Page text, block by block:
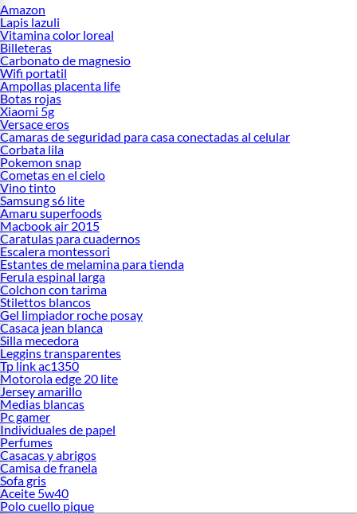
Amazon
Lapis lazuli
Vitamina color loreal
Billeteras
Carbonato de magnesio
Wifi portatil
Ampollas placenta life
Botas rojas
Xiaomi 5g
Versace eros
Camaras de seguridad para casa conectadas al celular
Corbata lila
Pokemon snap
Cometas en el cielo
Vino tinto
Samsung s6 lite
Amaru superfoods
Macbook air 2015
Caratulas para cuadernos
Escalera montessori
Estantes de melamina para tienda
Ferula espinal larga
Colchon con tarima
Stilettos blancos
Gel limpiador roche posay
Casaca jean blanca
Silla mecedora
Leggins transparentes
Tp link ac1350
Motorola edge 20 lite
Jersey amarillo
Medias blancas
Pc gamer
Individuales de papel
Perfumes
Casacas y abrigos
Camisa de franela
Sofa gris
Aceite 5w40
Polo cuello pique